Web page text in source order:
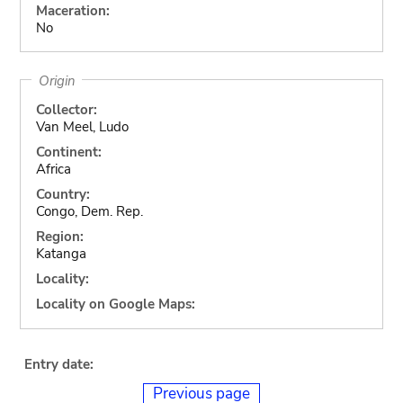
Maceration:
No
Origin
Collector:
Van Meel, Ludo
Continent:
Africa
Country:
Congo, Dem. Rep.
Region:
Katanga
Locality:
Locality on Google Maps:
Entry date:
Previous page